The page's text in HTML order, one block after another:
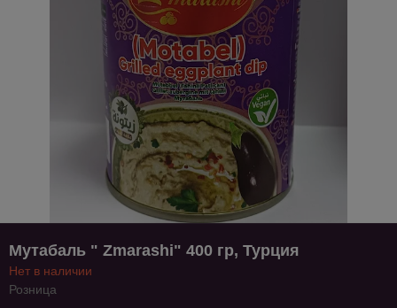
Мутабаль " Zmarashi" 400 гр, Турция
Нет в наличии
Розница